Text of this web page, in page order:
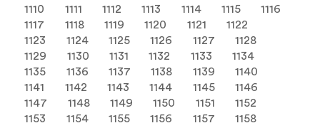
1110
1111 1112 1113 1114 1115
1116
1117
1118 1119 1120 1121
1122
1123
1124 1125 1126 1127
1128
1129
1130 1131 1132 1133
1134
1135
1136 1137 1138 1139
1140
1141
1142 1143 1144 1145
1146
1147
1148 1149 1150 1151
1152
1153
1154 1155 1156 1157
1158